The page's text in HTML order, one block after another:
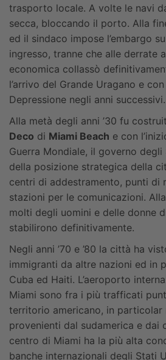
trasporto locale. A volte le navi
secca, bloccando il porto. Alla
ed il sindaco impose l’embargo
ingresso, tranne che alle derrate
economica collassò
l’arrivo del Grande Uragano e
Depressione negli anni successivi.
Alla metà degli anni ’30 fu
Deco di Miami Beach e con
Guerra Mondiale, il governo
della posizione strategica della
centri di addestramento, punti di
stazioni per le comunicazioni.
molti degli uomini e delle donne
stabilirono definitivamente.
Negli anni ’70 e ’80 la città ha
immigranti da altre nazioni ed in
Cuba ed Haiti. L’aeroporto
Miami sono fra i più trafficati
territorio americano, in particolar
provenienti dal sudamerica e dai
centro di Miami ha la più alta
banche internazionali degli Stati